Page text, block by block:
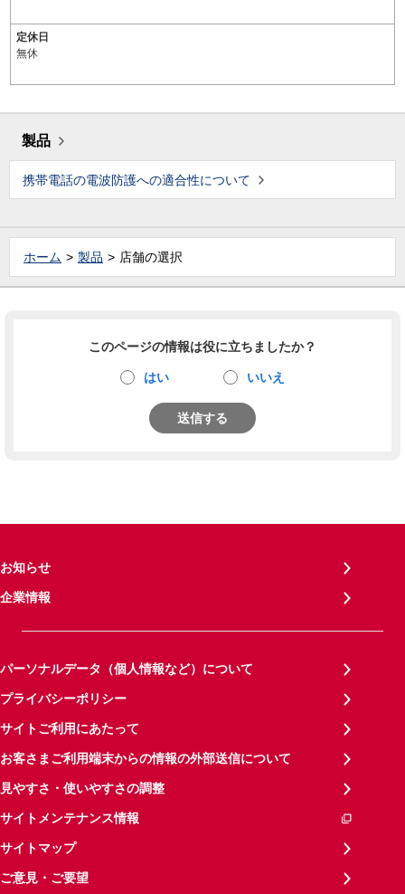
定休日
無休
製品
携帯電話の電波防護への適合性について
ホーム 製品 店舗の選択
このページの情報は役に立ちましたか？
はい いいえ
送信する
お知らせ
企業情報
パーソナルデータ（個人情報など）について
プライバシーポリシー
サイトご利用にあたって
お客さまご利用端末からの情報の外部送信について
見やすさ・使いやすさの調整
サイトメンテナンス情報
サイトマップ
ご意見・ご要望